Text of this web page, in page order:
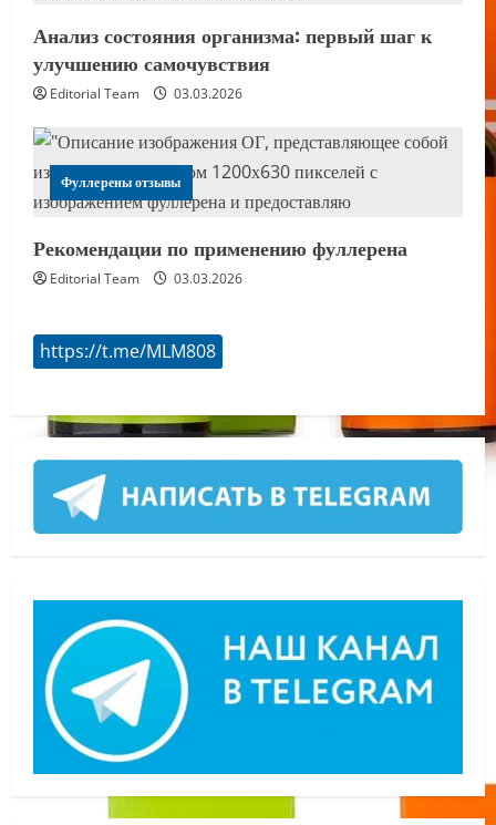
Анализ состояния организма: первый шаг к
улучшению самочувствия
Editorial Team 03.03.2026
Фуллерены отзывы
Рекомендации по применению фуллерена
Editorial Team 03.03.2026
https://t.me/MLM808